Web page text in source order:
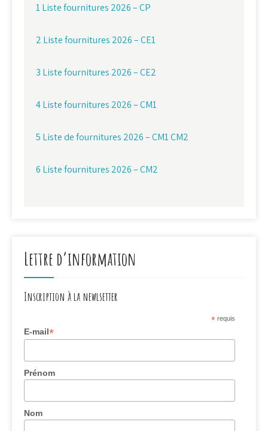
1 Liste fournitures 2026 – CP
2 Liste fournitures 2026 – CE1
3 Liste fournitures 2026 – CE2
4 Liste fournitures 2026 – CM1
5 Liste de fournitures 2026 – CM1 CM2
6 Liste fournitures 2026 – CM2
Lettre d’information
Inscription à la newlsetter
* requis
E-mail*
Prénom
Nom